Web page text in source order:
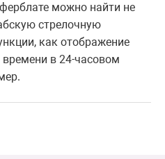
можно найти не
стрелочную
как отображение
в 24-часовом